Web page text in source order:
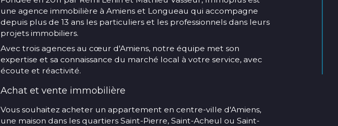
une agence immobilière à Amiens et Longueau qui accompagne
depuis plus de 13 ans les particuliers et les professionnels dans leurs
projets immobiliers.
Avec trois agences au cœur d'Amiens, notre équipe met son
expertise et sa connaissance du marché local à votre service, avec
écoute et réactivité.
Achat et vente immobilière
Vous souhaitez acheter un appartement en centre-ville d'Amiens,
une maison dans les quartiers Saint-Pierre, Saint-Acheul ou Saint-